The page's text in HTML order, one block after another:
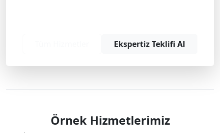
Ekspertiz Teklifi Al
Örnek Hizmetlerimiz